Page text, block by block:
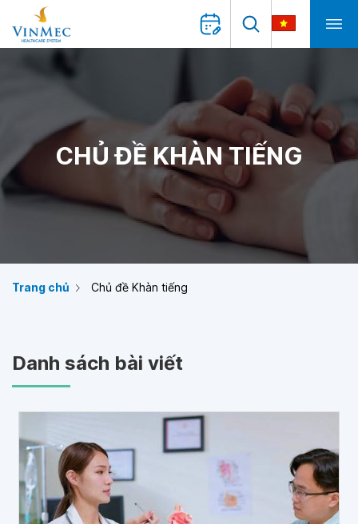
CHỦ ĐỀ KHÀN TIẾNG
Trang chủ Chủ đề Khàn tiếng
Danh sách bài viết